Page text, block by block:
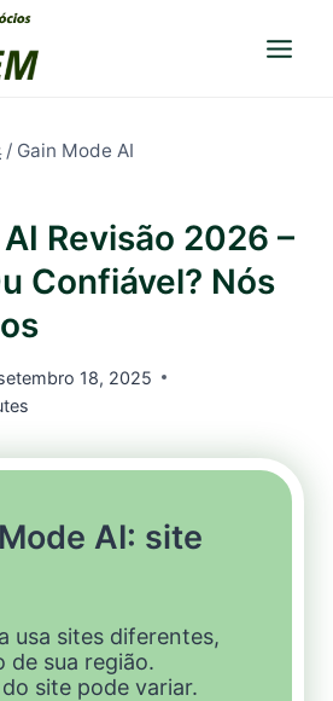
/ Gain Mode AI
Revisão 2026 –
Confiável? Nós
18, 2025
AI: site
usa sites diferentes,
de sua região.
site pode variar.